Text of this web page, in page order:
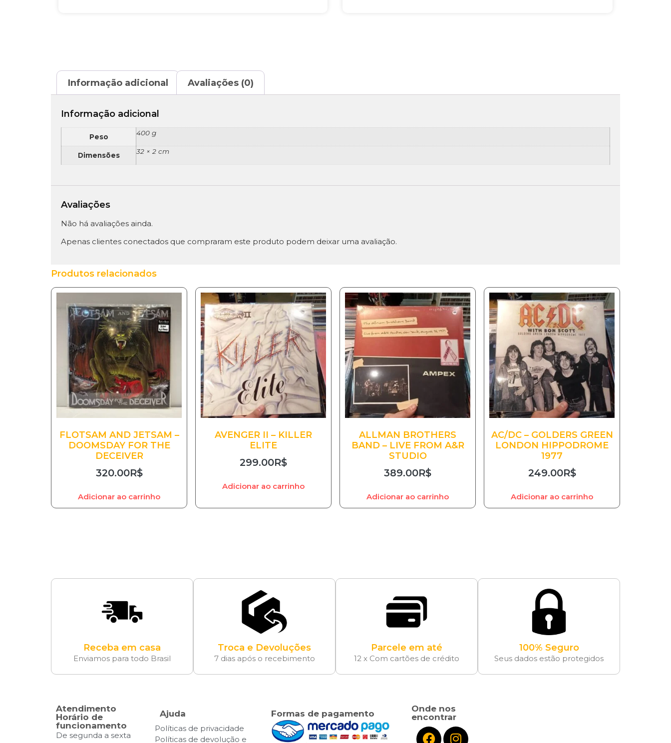
Informação adicional Avaliações (0)
Informação adicional
Peso 400 g
Dimensões 32 × 2 cm
Avaliações
Não há avaliações ainda.
Apenas clientes conectados que compraram este produto podem deixar uma avaliação.
Produtos relacionados
FLOTSAM AND JETSAM –
DOOMSDAY FOR THE
DECEIVER
320.00R$
Adicionar ao carrinho
AVENGER II – KILLER
ELITE
299.00R$
Adicionar ao carrinho
ALLMAN BROTHERS
BAND – LIVE FROM A&R
STUDIO
389.00R$
Adicionar ao carrinho
AC/DC – GOLDERS GREEN
LONDON HIPPODROME
1977
249.00R$
Adicionar ao carrinho
Receba em casa
Enviamos para todo Brasil
Troca e Devoluções
7 dias após o recebimento
Parcele em até
12 x Com cartões de crédito
100% Seguro
Seus dados estão protegidos
Atendimento
Horário de
funcionamento
De segunda a sexta
Ajuda
Políticas de privacidade
Políticas de devolução e
Formas de pagamento
Onde nos
encontrar